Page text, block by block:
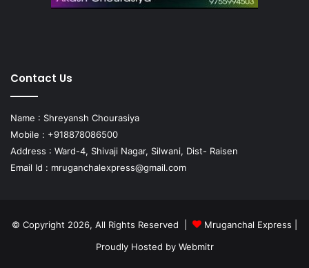
Contact Us
Name : Shreyansh Chourasiya
Mobile : +918878086500
Address : Ward-4, Shivaji Nagar, Silwani, Dist- Raisen
Email Id : mruganchalexpress@gmail.com
© Copyright 2026, All Rights Reserved | Mruganchal Express
Proudly Hosted by Webmitr